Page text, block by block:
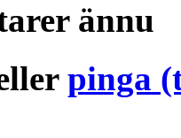
ännu
pinga